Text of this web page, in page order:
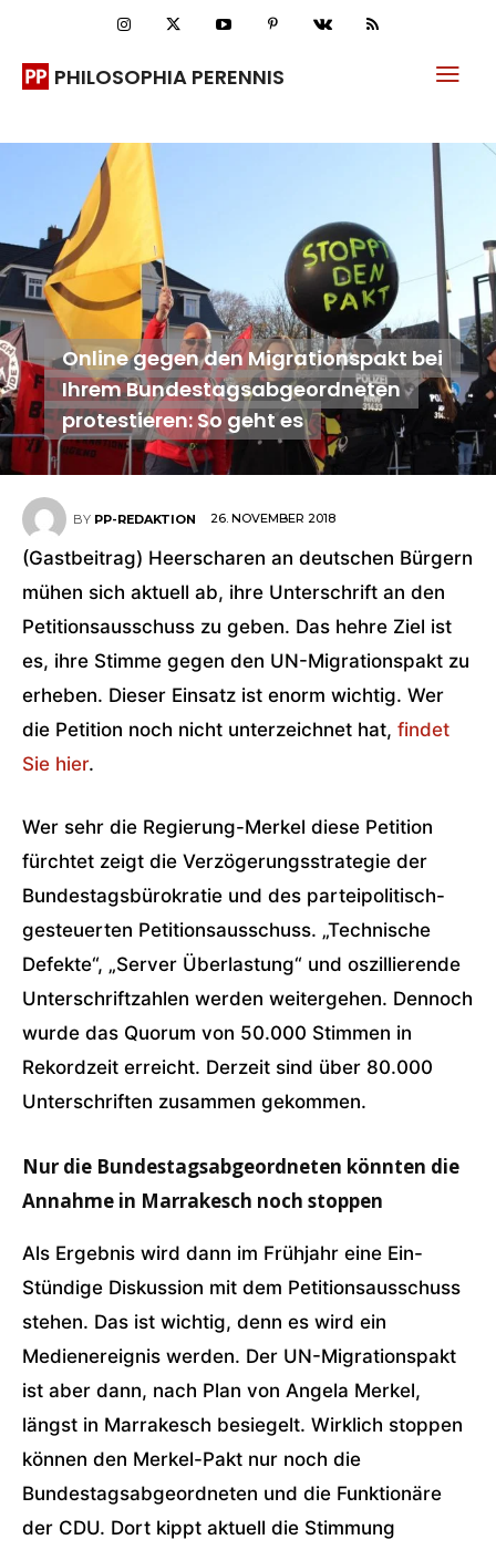
PHILOSOPHIA PERENNIS
Online gegen den Migrationspakt bei
Ihrem Bundestagsabgeordneten
protestieren: So geht es
BY PP-REDAKTION 26. NOVEMBER 2018
(Gastbeitrag) Heerscharen an deutschen Bürgern
mühen sich aktuell ab, ihre Unterschrift an den
Petitionsausschuss zu geben. Das hehre Ziel ist
es, ihre Stimme gegen den UN-Migrationspakt zu
erheben. Dieser Einsatz ist enorm wichtig. Wer
die Petition noch nicht unterzeichnet hat, findet
Sie hier.
Wer sehr die Regierung-Merkel diese Petition
fürchtet zeigt die Verzögerungsstrategie der
Bundestagsbürokratie und des parteipolitisch-
gesteuerten Petitionsausschuss. „Technische
Defekte“, „Server Überlastung“ und oszillierende
Unterschriftzahlen werden weitergehen. Dennoch
wurde das Quorum von 50.000 Stimmen in
Rekordzeit erreicht. Derzeit sind über 80.000
Unterschriften zusammen gekommen.
Nur die Bundestagsabgeordneten könnten die
Annahme in Marrakesch noch stoppen
Als Ergebnis wird dann im Frühjahr eine Ein-
Stündige Diskussion mit dem Petitionsausschuss
stehen. Das ist wichtig, denn es wird ein
Medienereignis werden. Der UN-Migrationspakt
ist aber dann, nach Plan von Angela Merkel,
längst in Marrakesch besiegelt. Wirklich stoppen
können den Merkel-Pakt nur noch die
Bundestagsabgeordneten und die Funktionäre
der CDU. Dort kippt aktuell die Stimmung